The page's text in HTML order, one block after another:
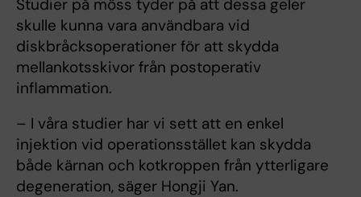
Studier på möss tyder på att dessa geler
skulle kunna vara användbara vid
diskbråcksoperationer för att skydda
mellankotsskivor från postoperativ
inflammation.
– I våra studier har vi sett att en enkel
injektion vid operationsstället kan skydda
både kärnan och kotkroppen från ytterligare
degeneration, säger Hongji Yan.